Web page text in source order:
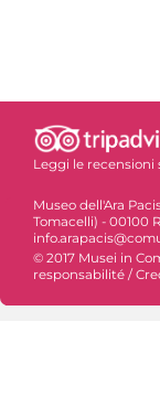
Leggi le recensioni
Museo dell'Ara
Tomacelli) - 00100
© 2017 Musei in
responsabilité /